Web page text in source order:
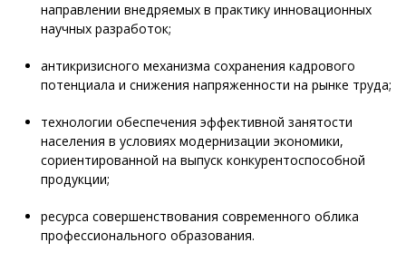
направлении внедряемых в практику инновационных
научных разработок;
антикризисного механизма сохранения кадрового
потенциала и снижения напряженности на рынке труда;
технологии обеспечения эффективной занятости
населения в условиях модернизации экономики,
сориентированной на выпуск конкурентоспособной
продукции;
ресурса совершенствования современного облика
профессионального образования.